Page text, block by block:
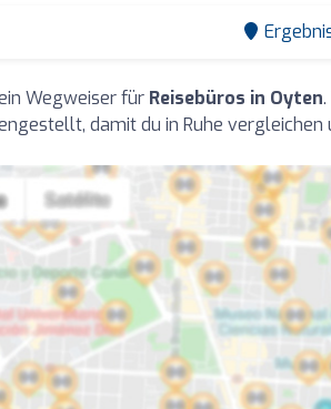
Wegweiser für Reisebüros in Oyten
damit du in Ruhe